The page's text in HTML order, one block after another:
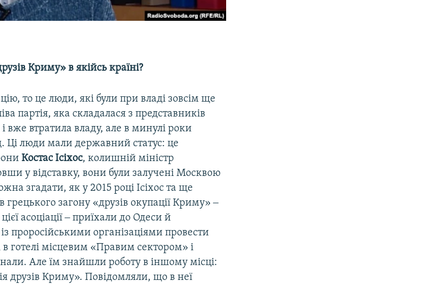
Криму» в якійсь країні?​
то це люди, які були при владі зовсім ще
партія, яка складалася з представників
вже втратила владу, але в минулі роки
Ці люди мали державний статус: це
Костас Ісіхос, колишній міністр
у відставку, вони були залучені Москвою
згадати, як у 2015 році Ісіхос та ще
грецького загону «друзів окупації Криму» ‒
асоціації ‒ приїхали до Одеси й
проросійськими організаціями провести
готелі місцевим «Правим сектором» і
Але їм знайшли роботу в іншому місці:
друзів Криму». Повідомляли, що в неї